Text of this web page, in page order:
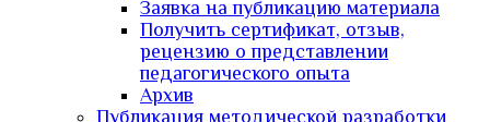
Заявка на публикацию материала
Получить сертификат, отзыв,
рецензию о представлении
педагогического опыта
Архив
Публикация методической разработки